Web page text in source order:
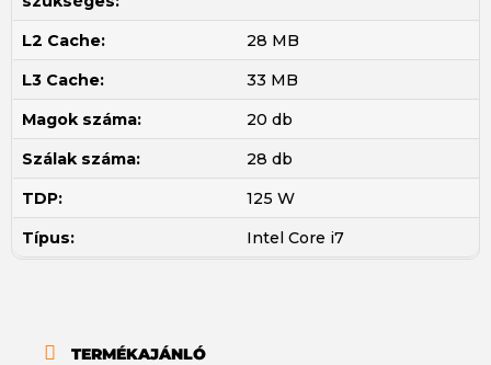
L2 Cache:
28 MB
L3 Cache:
33 MB
Magok száma:
20 db
Szálak száma:
28 db
TDP:
125 W
Típus:
Intel Core i7
TERMÉKAJÁNLÓ